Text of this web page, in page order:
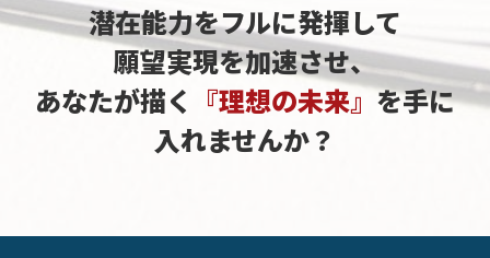
潜在能力をフルに発揮して
願望実現を加速させ、
あなたが描く 『理想の未来』を手に
入れませんか？